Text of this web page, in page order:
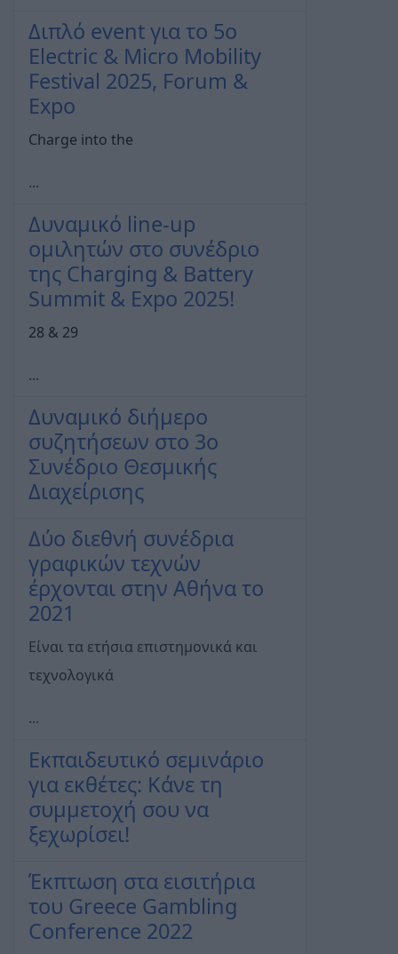
Διπλό event για το 5ο
Electric & Micro Mobility
Festival 2025, Forum &
Expo
Charge into the
...
Δυναμικό line-up
ομιλητών στο συνέδριο
της Charging & Battery
Summit & Expo 2025!
28 & 29
...
Δυναμικό διήμερο
συζητήσεων στο 3ο
Συνέδριο Θεσμικής
Διαχείρισης
Δύο διεθνή συνέδρια
γραφικών τεχνών
έρχονται στην Αθήνα το
2021
Είναι τα ετήσια επιστημονικά και
τεχνολογικά
...
Εκπαιδευτικό σεμινάριο
για εκθέτες: Κάνε τη
συμμετοχή σου να
ξεχωρίσει!
Έκπτωση στα εισιτήρια
του Greece Gambling
Conference 2022